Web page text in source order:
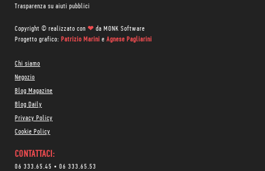
Trasparenza su aiuti pubblici
Copyright © realizzato con ❤ da MONK Software
Progetto grafico: Patrizio Marini e Agnese Pagliarini
Chi siamo
Negozio
Blog Magazine
Blog Daily
Privacy Policy
Cookie Policy
CONTATTACI:
06 333.65.45 • 06 333.65.53